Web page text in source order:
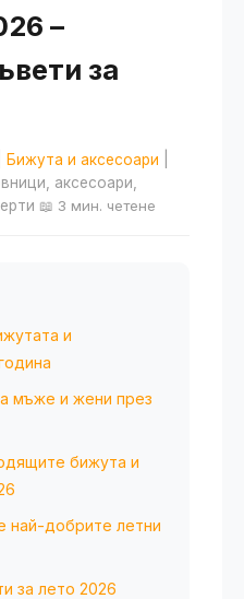
–
за
Бижута и аксесоари
аксесоари,
📖 3 мин. четене
и
мъже и жени през
бижута и
най-добрите летни
за лето 2026